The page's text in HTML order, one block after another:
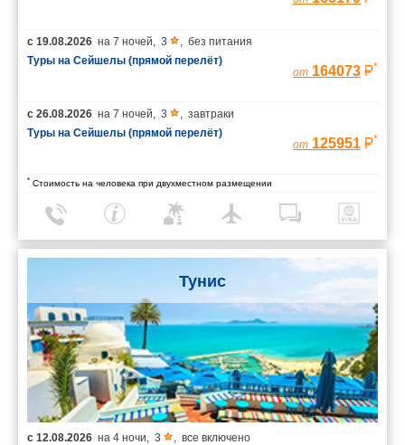
с 19.08.2026 на 7 ночей 3
без питания
Туры на Сейшелы (прямой перелёт)
от 164073 *
с 26.08.2026 на 7 ночей 3
завтраки
Туры на Сейшелы (прямой перелёт)
от 125951 *
* Стоимость на человека при двухместном размещении
Тунис
с 12.08.2026 на 4 ночи, 3 , все включено